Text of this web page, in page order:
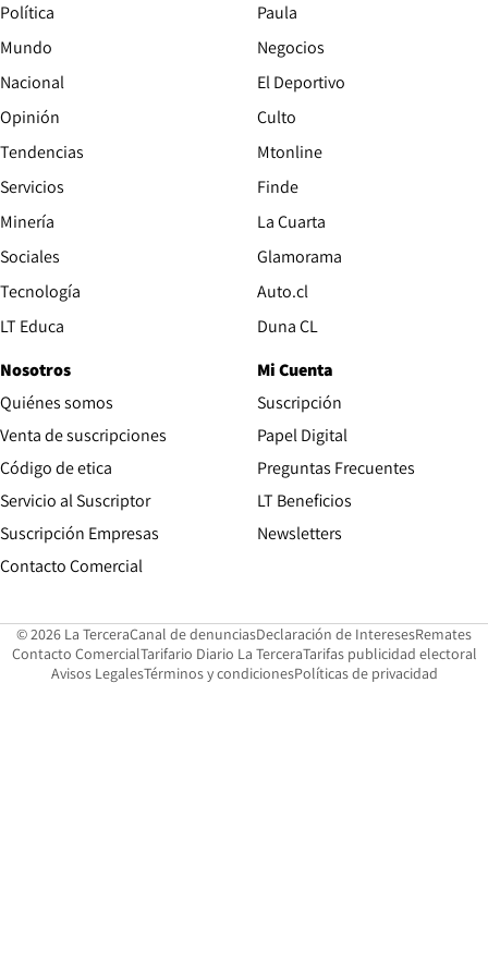
Política
Mundo
Nacional
Opinión
Tendencias
Servicios
Minería
Sociales
Tecnología
LT Educa
Paula
Negocios
El Deportivo
Culto
Mtonline
Finde
La Cuarta
Glamorama
Auto.clOpens in new window
Duna CLOpens in new window
Nosotros
Quiénes somos
Venta de suscripciones
Código de etica Opens in new window
Servicio al Suscriptor
Suscripción Empresas
Contacto ComercialOpens in new window
Mi Cuenta
Suscripción
Papel DigitalOpens in new
Preguntas Frecuentes
LT Beneficios
Newsletters
© 2026 La TerceraCanal de denunciasOpens in new window
Declaración de InteresesOpens in
Remates
Contacto ComercialOpens in new window
Tarifario Diario La TerceraOpens in new window
Tarifas publicidad electoral
Avisos LegalesOpens in new window
Términos y condicionesPolíticas de privacidad